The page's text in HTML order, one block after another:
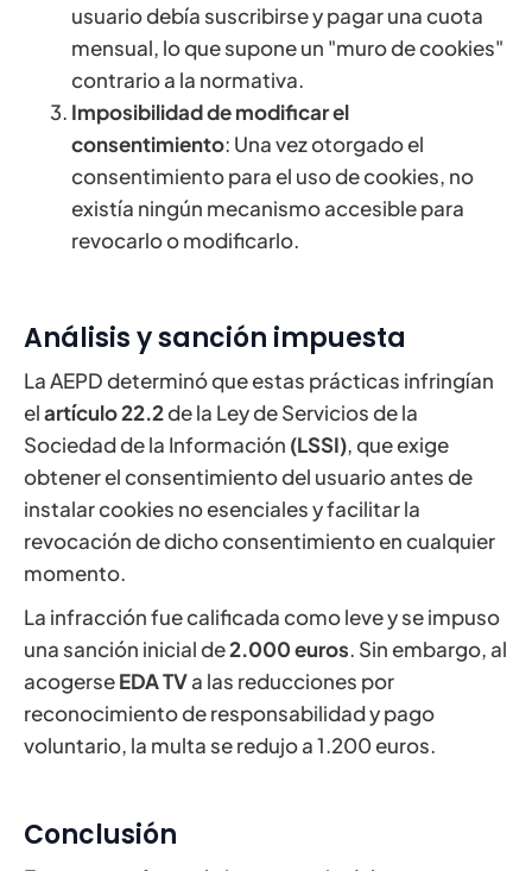
usuario debía suscribirse y pagar una cuota
mensual, lo que supone un "muro de cookies"
contrario a la normativa.
Imposibilidad de modificar el
consentimiento: Una vez otorgado el
consentimiento para el uso de cookies, no
existía ningún mecanismo accesible para
revocarlo o modificarlo.
Análisis y sanción impuesta
La AEPD determinó que estas prácticas infringían
elartículo 22.2de la Ley de Servicios de la
Sociedad de la Información (LSSI), que exige
obtener el consentimiento del usuario antes de
instalar cookies no esenciales y facilitar la
revocación de dicho consentimiento en cualquier
momento.
La infracción fue calificada como leve y se impuso
una sanción inicial de2.000 euros. Sin embargo, al
acogerseEDA TVa las reducciones por
reconocimiento de responsabilidad y pago
voluntario, la multa se redujo a 1.200 euros.
Conclusión